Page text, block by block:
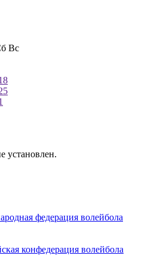
Вс
установлен.
федерация волейбола
конфедерация волейбола